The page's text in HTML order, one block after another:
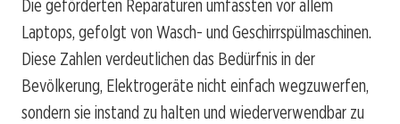
Die geförderten Reparaturen umfassten vor allem
Laptops, gefolgt von Wasch- und Geschirrspülmaschinen.
Diese Zahlen verdeutlichen das Bedürfnis in der
Bevölkerung, Elektrogeräte nicht einfach wegzuwerfen,
sondern sie instand zu halten und wiederverwendbar zu